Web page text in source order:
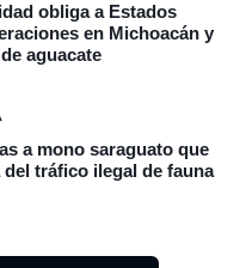
obliga a Estados
en Michoacán y
aguacate
a mono saraguato que
tráfico ilegal de fauna